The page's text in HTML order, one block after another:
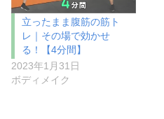
立ったまま腹筋の筋ト
レ｜その場で効かせ
る！【4分間】
2023年1月31日
ボディメイク